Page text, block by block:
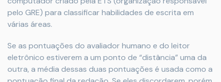
pelo GRE) para classificar habilidades de escrita em
várias áreas.
Se as pontuações do avaliador humano e do leitor
eletrônico estiverem a um ponto de “distância” uma da
outra, a média dessas duas pontuações é usada como a